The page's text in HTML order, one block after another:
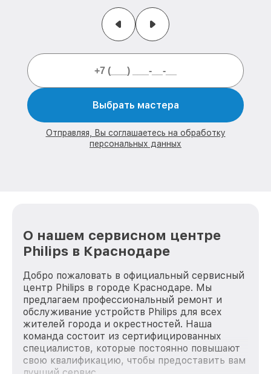
Выбрать мастера
Отправляя, Вы соглашаетесь на обработку
персональных данных
О нашем сервисном центре
Philips в Краснодаре
Добро пожаловать в официальный сервисный
центр Philips в городе Краснодаре. Мы
предлагаем профессиональный ремонт и
обслуживание устройств Philips для всех
жителей города и окрестностей. Наша
команда состоит из сертифицированных
специалистов, которые постоянно повышают
свою квалификацию, чтобы предоставить вам